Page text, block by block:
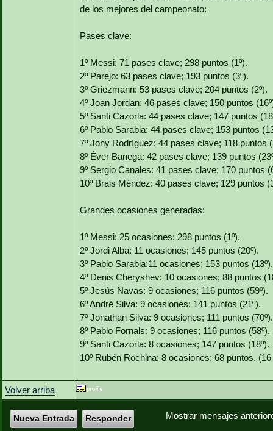
de los mejores del campeonato:
Pases clave:
1º Messi: 71 pases clave; 298 puntos (1º).
2º Parejo: 63 pases clave; 193 puntos (3º).
3º Griezmann: 53 pases clave; 204 puntos (2º).
4º Joan Jordan: 46 pases clave; 150 puntos
5º Santi Cazorla: 44 pases clave; 147 puntos
6º Pablo Sarabia: 44 pases clave; 153 puntos
7º Jony Rodríguez: 44 pases clave; 118 puntos
8º Éver Banega: 42 pases clave; 139 puntos
9º Sergio Canales: 41 pases clave; 170 puntos
10º Brais Méndez: 40 pases clave; 129 puntos
Grandes ocasiones generadas:
1º Messi: 25 ocasiones; 298 puntos (1º).
2º Jordi Alba: 11 ocasiones; 145 puntos (20º).
3º Pablo Sarabia:11 ocasiones; 153 puntos (13º).
4º Denis Cheryshev: 10 ocasiones; 88 puntos
5º Jesús Navas: 9 ocasiones; 116 puntos (59º).
6º André Silva: 9 ocasiones; 141 puntos (21º).
7º Jonathan Silva: 9 ocasiones; 111 puntos (70º).
8º Pablo Fornals: 9 ocasiones; 116 puntos (58º).
9º Santi Cazorla: 8 ocasiones; 147 puntos (18º).
10º Rubén Rochina: 8 ocasiones; 68 puntos.
Volver arriba
Mostrar mensajes
Nueva Entrada Responder